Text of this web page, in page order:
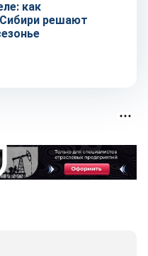
как
решают